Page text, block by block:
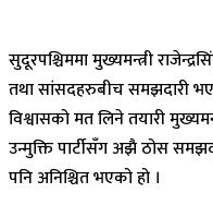
सुदूरपश्चिममा मुख्यमन्त्री
तथा सांसदहरुबीच समझदारी
विश्वासको मत लिने तयारी
उन्मुक्ति पार्टीसँग अझै ठोस
पनि अनिश्चित भएको हो ।